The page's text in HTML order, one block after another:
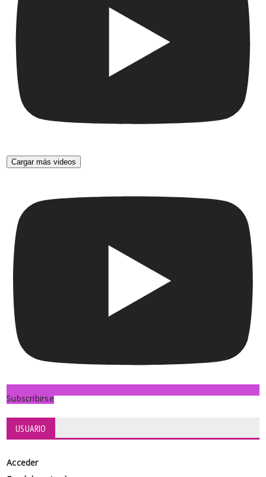
Cargar más videos
Subscribirse
USUARIO
Acceder